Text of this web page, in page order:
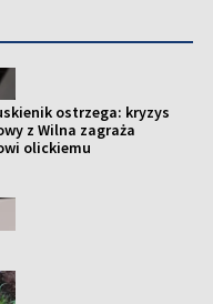
ostrzega: kryzys
z Wilna zagraża
olickiemu